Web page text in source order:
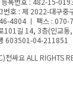
번호 : 제 2022-대구중
4804 ㅣ 팩스 :
101길 14, 3층(인교
603501-04-211851
천싸요 ALL RIGHTS